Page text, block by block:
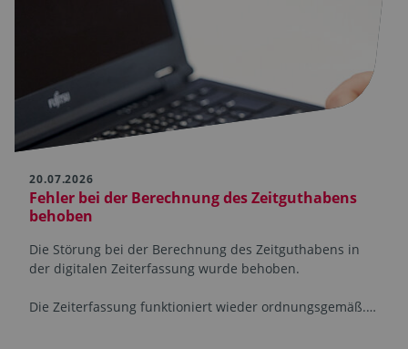
20.07.2026
Fehler bei der Berechnung des Zeitguthabens
behoben
Die Störung bei der Berechnung des Zeitguthabens in
der digitalen Zeiterfassung wurde behoben.
Die Zeiterfassung funktioniert wieder ordnungsgemäß.…